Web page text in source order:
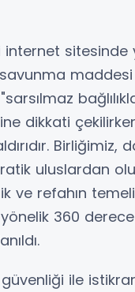
internet
dikkati
Birliğimiz,
uluslardan
ve refahın
360 derece
ile